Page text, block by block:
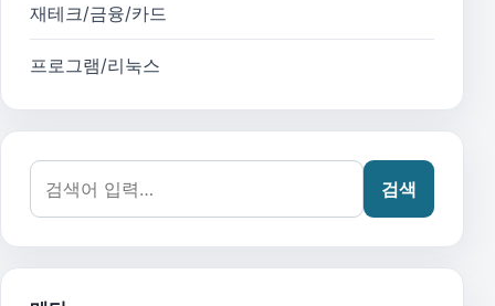
재테크/금융/카드
프로그램/리눅스
검색어:
검색